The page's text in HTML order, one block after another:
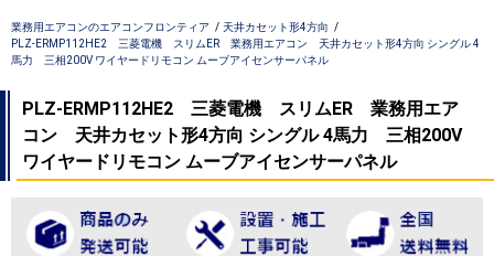
業務用エアコンのエアコンフロンティア
天井カセット形4方向
PLZ-ERMP112HE2 三菱電機 スリムER 業務用エアコン 天井カセット形4方向 シングル 4
馬力 三相200V ワイヤードリモコン ムーブアイセンサーパネル
PLZ-ERMP112HE2 三菱電機 スリムER 業務用エア
コン 天井カセット形4方向 シングル 4馬力 三相200V
ワイヤードリモコン ムーブアイセンサーパネル